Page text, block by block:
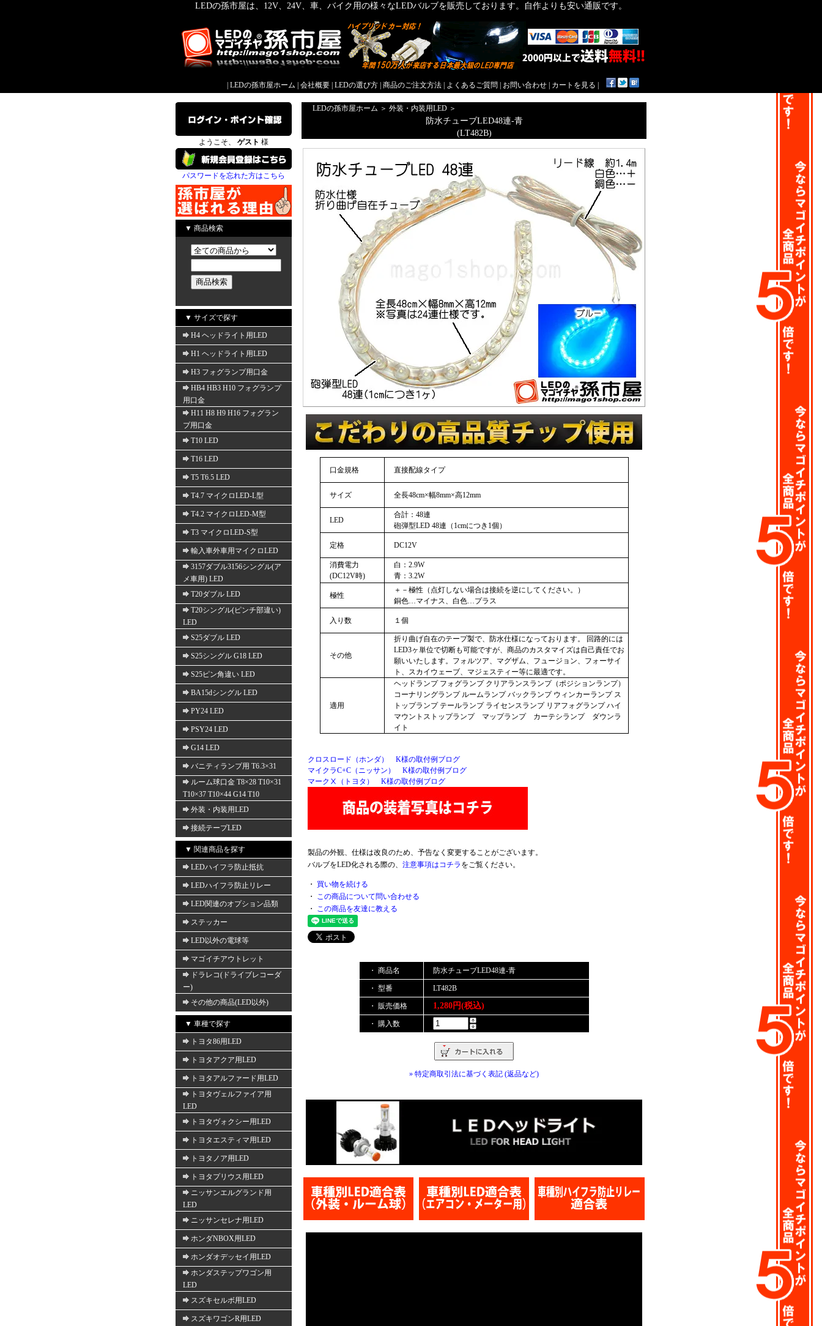
LEDの孫市屋は、12V、24V、車、バイク用の様々なLEDバルブを販売しております。自作よりも安い通販です。
LEDの孫市屋ホーム 会社概要 LEDの選び方 商品のご注文方法 よくあるご質問 お問い合わせ カートを見る
ようこそ、 ゲスト 様
パスワードを忘れた方はこちら
▼ 商品検索
▼ サイズで探す
H4 ヘッドライト用LED
H1 ヘッドライト用LED
H3 フォグランプ用口金
HB4 HB3 H10 フォグランプ
用口金
H11 H8 H9 H16 フォグラン
プ用口金
T10 LED
T16 LED
T5 T6.5 LED
T4.7 マイクロLED-L型
T4.2 マイクロLED-M型
T3 マイクロLED-S型
輸入車外車用マイクロLED
3157ダブル3156シングル(ア
メ車用) LED
T20ダブル LED
T20シングル(ピンチ部違い)
LED
S25ダブル LED
S25シングル G18 LED
S25ピン角違い LED
BA15dシングル LED
PY24 LED
PSY24 LED
G14 LED
バニティランプ用 T6.3×31
ルーム球口金 T8×28 T10×31
T10×37 T10×44 G14 T10
外装・内装用LED
接続テープLED
▼ 関連商品を探す
LEDハイフラ防止抵抗
LEDハイフラ防止リレー
LED関連のオプション品類
ステッカー
LED以外の電球等
マゴイチアウトレット
ドラレコ(ドライブレコーダ
ー)
その他の商品(LED以外)
▼ 車種で探す
トヨタ86用LED
トヨタアクア用LED
トヨタアルファード用LED
トヨタヴェルファイア用
LED
トヨタヴォクシー用LED
トヨタエスティマ用LED
トヨタノア用LED
トヨタプリウス用LED
ニッサンエルグランド用
LED
ニッサンセレナ用LED
ホンダNBOX用LED
ホンダオデッセイ用LED
ホンダステップワゴン用
LED
スズキセルボ用LED
スズキワゴンR用LED
LEDの孫市屋ホーム ＞ 外装・内装用LED ＞
防水チューブLED48連-青
(LT482B)
口金規格 直接配線タイプ
サイズ 全長48cm×幅8mm×高12mm
LED
合計：48連
砲弾型LED 48連（1cmにつき1個）
定格 DC12V
消費電力
(DC12V時)
白：2.9W
青：3.2W
極性
＋－極性（点灯しない場合は接続を逆にしてください。）
銅色…マイナス、白色…プラス
入り数 １個
その他
折り曲げ自在のテープ製で、防水仕様になっております。 回路的には
LED3ヶ単位で切断も可能ですが、商品のカスタマイズは自己責任でお
願いいたします。フォルツア、マグザム、フュージョン、フォーサイ
ト、スカイウェーブ、マジェスティー等に最適です。
適用
ヘッドランプ フォグランプ クリアランスランプ（ポジションランプ）
コーナリングランプ ルームランプ バックランプ ウィンカーランプ ス
トップランプ テールランプ ライセンスランプ リアフォグランプ ハイ
マウントストップランプ マップランプ カーテシランプ ダウンラ
イト
クロスロード（ホンダ） K様の取付例ブログ
マイクラC+C（ニッサン） K様の取付例ブログ
マークⅩ（トヨタ） K様の取付例ブログ
製品の外観、仕様は改良のため、予告なく変更することがございます。
バルブをLED化される際の、 注意事項はコチラ をご覧ください。
・ 買い物を続ける
・ この商品について問い合わせる
・ この商品を友達に教える
・ 商品名 防水チューブLED48連-青
・ 型番 LT482B
・ 販売価格 1,280円(税込)
・ 購入数
» 特定商取引法に基づく表記 (返品など)